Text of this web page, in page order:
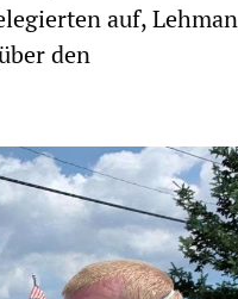
auf, Lehman
den